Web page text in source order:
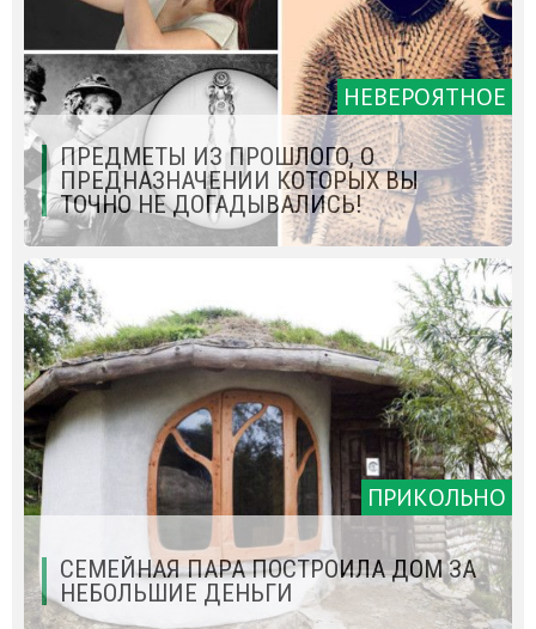
НЕВЕРОЯТНОЕ
ПРЕДМЕТЫ ИЗ ПРОШЛОГО, О
ПРЕДНАЗНАЧЕНИИ КОТОРЫХ ВЫ
ТОЧНО НЕ ДОГАДЫВАЛИСЬ!
ПРИКОЛЬНО
СЕМЕЙНАЯ ПАРА ПОСТРОИЛА ДОМ ЗА
НЕБОЛЬШИЕ ДЕНЬГИ